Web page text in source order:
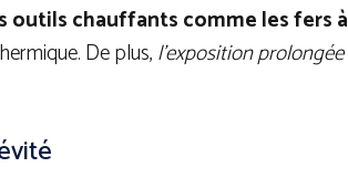
outils chauffants comme les fers à
De plus,l’exposition prolongée